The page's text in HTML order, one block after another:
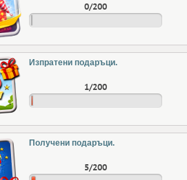
0/200
Изпратени подаръци.
1/200
Получени подаръци.
5/200